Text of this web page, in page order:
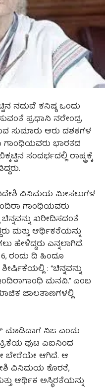
ನಡುವೆ ಕನಿಷ್ಠ ಒಂದು
ಪ್ರಧಾನಿ ನರೇಂದ್ರ
ಸುಮಾರು ಆರು ದಶಕಗಳ
ಗಾಂಧಿಯವರು ಭಾರತದ
ಸಂದರ್ಭದಲ್ಲಿ ರಾಷ್ಟ್ರಕ್ಕೆ
ವಿದೇಶಿ ವಿನಿಮಯ ಮೀಸಲುಗಳ
ಗಾಂಧಿಯವರು
ಖರೀದಿಸದಂತೆ
ಮತ್ತು ಆರ್ಥಿಕತೆಯನ್ನು
ಹೇಳಿದ್ದರು ಎನ್ನಲಾಗಿದೆ.
ರಂದು ದಿ ಹಿಂದೂ
: “ಚಿನ್ನವನ್ನು
ಮನವಿ.” ಎಂಬ
ಜಾಲತಾಣಗಳಲ್ಲಿ
ಮಾಡಿದಾಗ ನಿಜ ಎಂದು
ಪುಟ ಎಐನಿಂದ
ಬೇರೆಯೇ ಆಗಿದೆ. ಆ
ವಿನಿಮಯ ಕೊರತೆ,
ಆರ್ಥಿಕ ಅಸ್ಥಿರತೆಯನ್ನು